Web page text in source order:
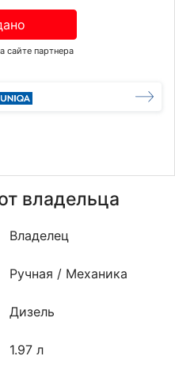
сайте партнера
владельца
Владелец
Ручная / Механика
Дизель
1.97 л